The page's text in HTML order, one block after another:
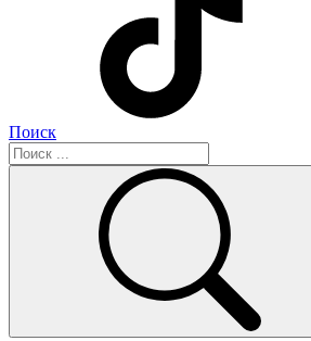
Поиск